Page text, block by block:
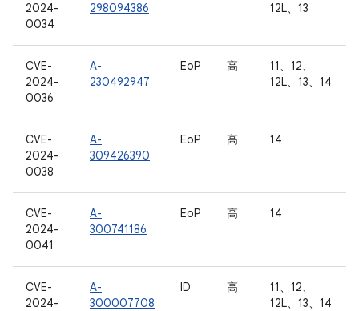
2024-
0034
298094386 12L、13
CVE-
2024-
0036
A-
230492947
EoP 高
11、12、
12L、13、14
CVE-
2024-
0038
A-
309426390
EoP 高 14
CVE-
2024-
0041
A-
300741186
EoP 高 14
CVE-
2024-
A-
300007708
ID 高
11、12、
12L、13、14